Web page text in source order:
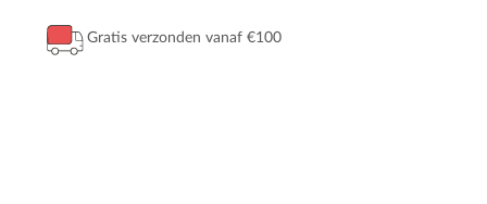
Gratis verzonden vanaf €100